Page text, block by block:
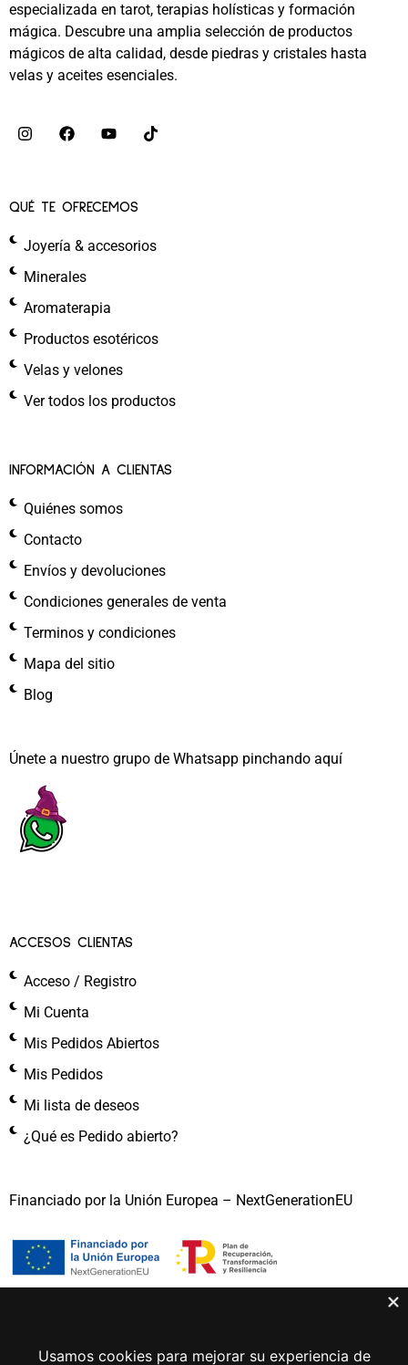
especializada en tarot, terapias holísticas y formación
mágica. Descubre una amplia selección de productos
mágicos de alta calidad, desde piedras y cristales hasta
velas y aceites esenciales.
QUÉ TE OFRECEMOS
Joyería & accesorios
Minerales
Aromaterapia
Productos esotéricos
Velas y velones
Ver todos los productos
INFORMACIÓN A CLIENTAS
Quiénes somos
Contacto
Envíos y devoluciones
Condiciones generales de venta
Terminos y condiciones
Mapa del sitio
Blog
Únete a nuestro grupo de Whatsapp pinchando aquí​
ACCESOS CLIENTAS
Acceso / Registro
Mi Cuenta
Mis Pedidos Abiertos
Mis Pedidos
Mi lista de deseos
¿Qué es Pedido abierto?
Financiado por la Unión Europea – NextGenerationEU